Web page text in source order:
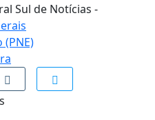
Sul de Notícias -
(PNE)